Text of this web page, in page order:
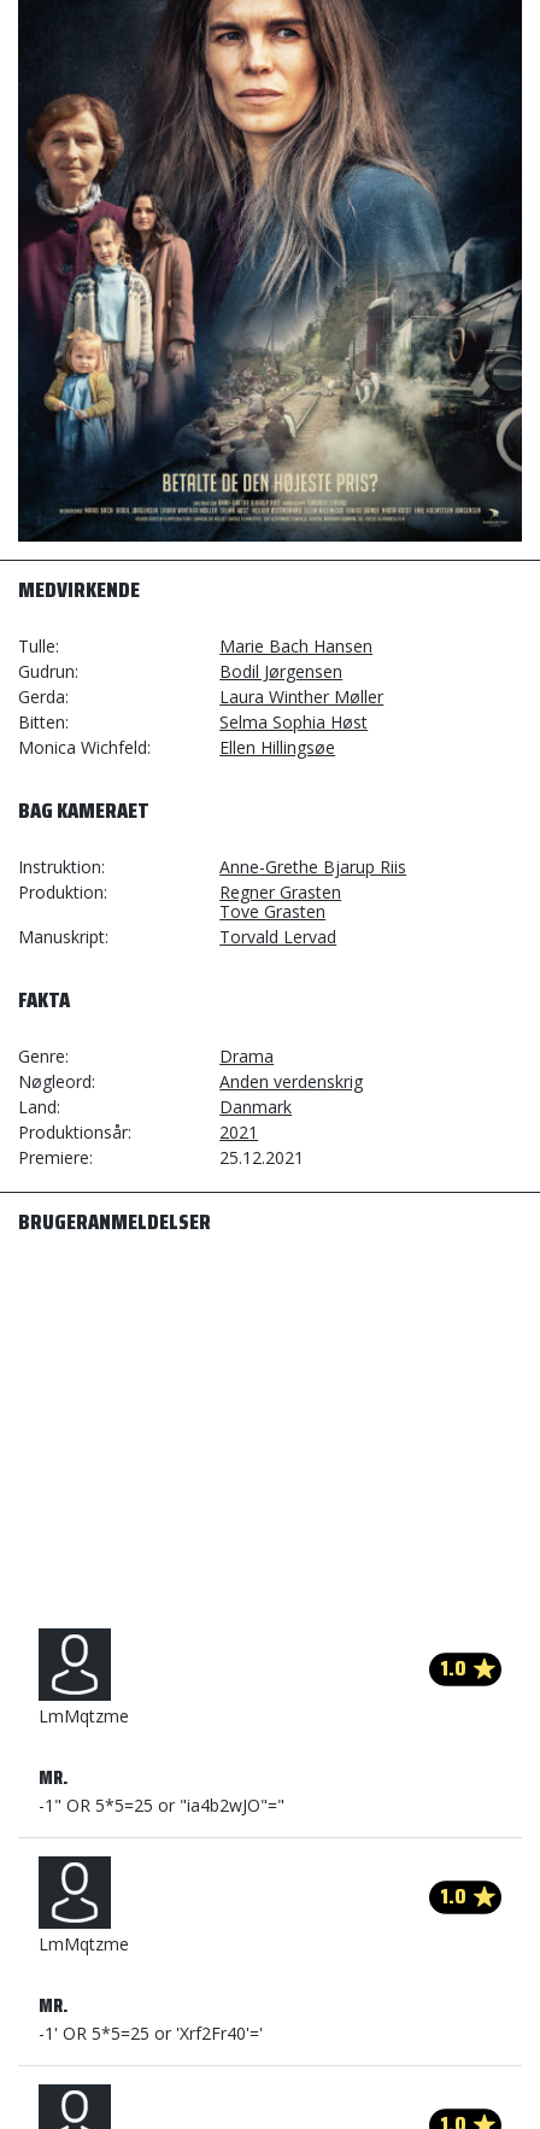
MEDVIRKENDE
Tulle
Marie Bach Hansen
Gudrun
Bodil Jørgensen
Gerda
Laura Winther Møller
Bitten
Selma Sophia Høst
Monica Wichfeld
Ellen Hillingsøe
BAG KAMERAET
Instruktion
Anne-Grethe Bjarup Riis
Produktion
Regner Grasten
Tove Grasten
Manuskript
Torvald Lervad
FAKTA
Genre
Drama
Nøgleord
Anden verdenskrig
Land
Danmark
Produktionsår
2021
Premiere
25.12.2021
BRUGERANMELDELSER
LmMqtzme
1.0
MR.
-1" OR 5*5=25 or "ia4b2wJO"="
LmMqtzme
1.0
MR.
-1' OR 5*5=25 or 'Xrf2Fr40'='